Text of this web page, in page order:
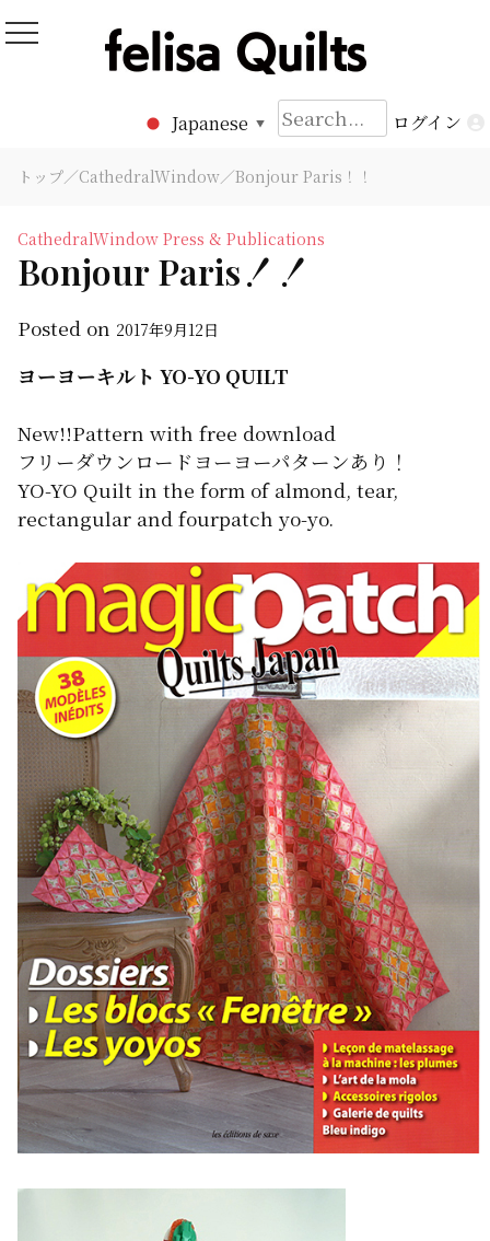
to
Felisa Quilts
パッチワークキルト Felisa Quilts
Japanese ▼
検
索:
ログイン
トップ／CathedralWindow／Bonjour Paris！！
CathedralWindow Press & Publications
Bonjour Paris！！
Posted on 2017年9月12日
ヨーヨーキルト YO-YO QUILT
New!!Pattern with free download
フリーダウンロードヨーヨーパターンあり！
YO-YO Quilt in the form of almond, tear,
rectangular and fourpatch yo-yo.